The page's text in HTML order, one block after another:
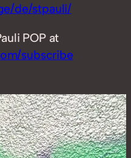
de/stpauli/
POP at
subscribe